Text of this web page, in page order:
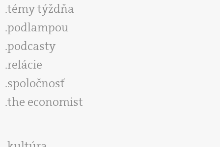
témy týždňa
podlampou
podcasty
relácie
spoločnosť
the economist